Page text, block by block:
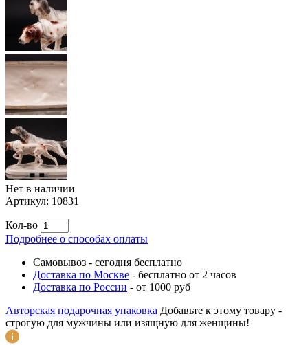
Нет в наличии
Артикул: 10831
Кол-во
Подробнее о способах оплаты
Самовывоз - сегодня бесплатно
Доставка по Москве - бесплатно от 2 часов
Доставка по России - от 1000 руб
Авторская подарочная упаковка Добавьте к этому товару -
строгую для мужчины или изящную для женщины!